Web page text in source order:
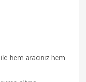
hem aracınız hem